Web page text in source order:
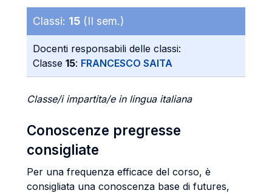
Classi: 15 (II sem.)
Docenti responsabili delle classi:
Classe 15: FRANCESCO SAITA
Classe/i impartita/e in lingua italiana
Conoscenze pregresse
consigliate
Per una frequenza efficace del corso, è
consigliata una conoscenza base di futures,